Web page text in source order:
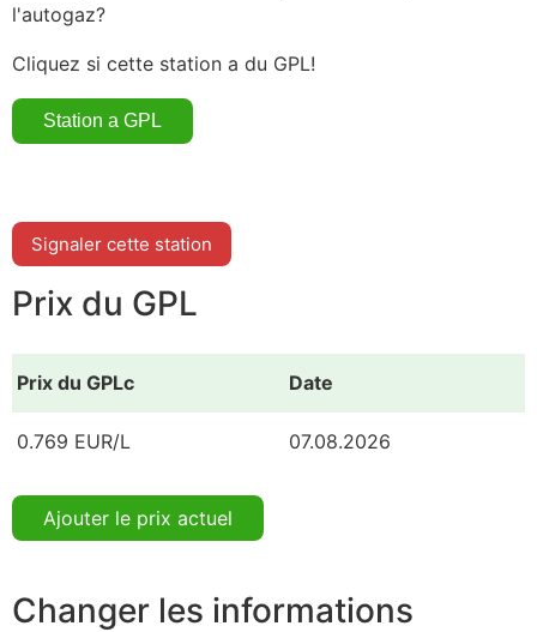
l'autogaz?
Cliquez si cette station a du GPL!
Signaler cette station
Prix du GPL
Prix du GPLc Date
0.769 EUR/L 07.08.2026
Ajouter le prix actuel
Changer les informations